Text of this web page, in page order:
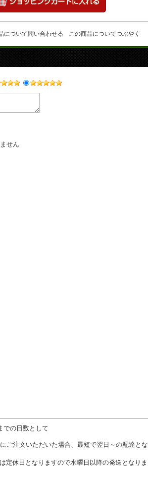
について問い合わせる この商品についてつぶやく
せん
での日数として
ご注文いただいた場合、最短で翌日～の配達とな
定休日となりますので水曜日以降の発送となりま